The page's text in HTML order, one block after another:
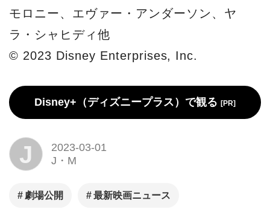
モロニー、エヴァー・アンダーソン、ヤ
ラ・シャヒディ他
© 2023 Disney Enterprises, Inc.
Disney+（ディズニープラス）で観る [PR]
J
2023-03-01
J・M
劇場公開 最新映画ニュース